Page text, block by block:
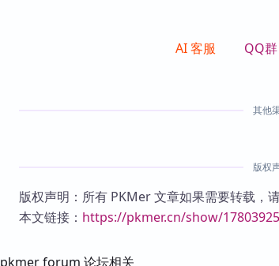
AI 客服 QQ群
其他
版权
版权声明：所有 PKMer 文章如果需要转载，
本文链接： https://pkmer.cn/show/
pkmer forum 论坛相关